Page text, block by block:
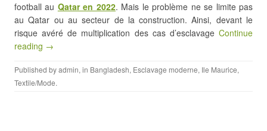
football au Qatar en 2022. Mais le problème ne se limite pas
au Qatar ou au secteur de la construction. Ainsi, devant le
risque avéré de multiplication des cas d’esclavage Continue
reading →
Published byadmin, in Bangladesh, Esclavage moderne, Ile Maurice,
Textile/Mode.